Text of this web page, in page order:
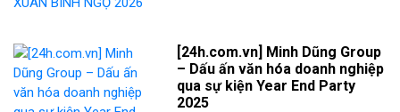
[24h.com.vn] Minh Dũng Group
– Dấu ấn văn hóa doanh nghiệp
qua sự kiện Year End Party
2025